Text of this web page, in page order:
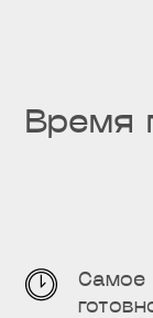
Время
Самое